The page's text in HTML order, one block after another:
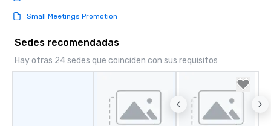
Small Meetings Promotion
Sedes recomendadas
Hay otras 24 sedes que coinciden con sus requisitos